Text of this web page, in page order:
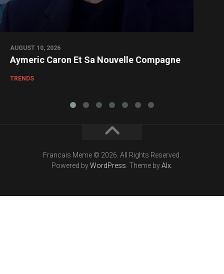
AUGUST 10, 2026
Aymeric Caron Et Sa Nouvelle Compagne
TRENDS
Francais Meme © 2026. All Rights Reserved.
Powered byWordPress. Theme byAlx.